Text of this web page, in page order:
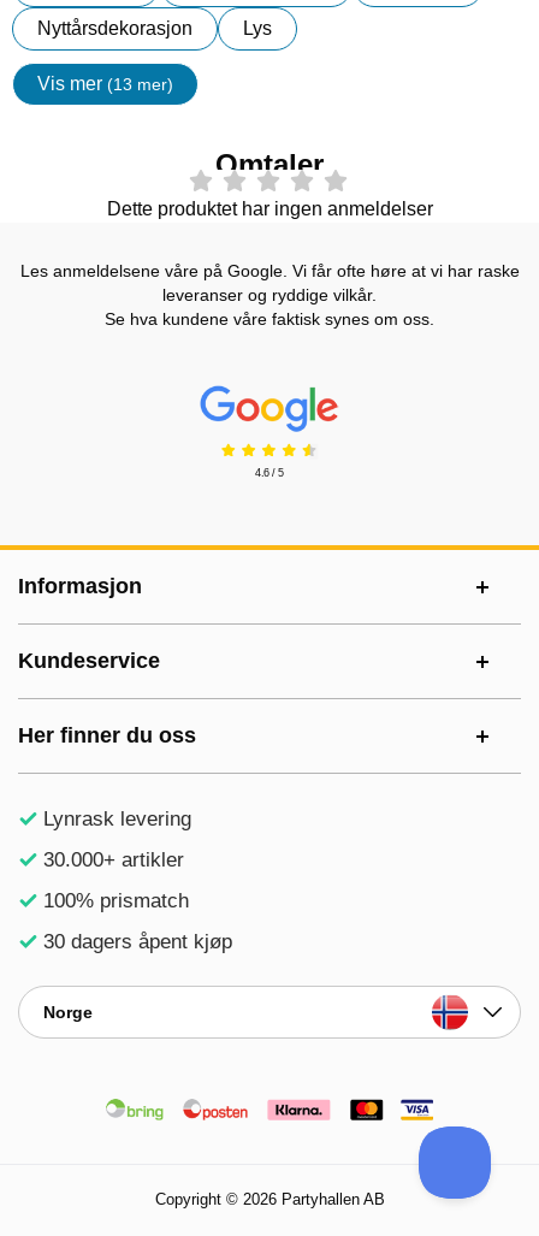
Nyttårsdekorasjon Lys
Vis mer (13 mer)
egenskaper
Omtaler
Dette produktet har ingen anmeldelser
Les anmeldelsene våre på Google. Vi får ofte høre at vi har raske
leveranser og ryddige vilkår.
Se hva kundene våre faktisk synes om oss.
Prisjakt Vurdering: 4.6 Stjerne
4.6 / 5
Informasjon
Kundeservice
Her finner du oss
Lynrask levering
30.000+ artikler
100% prismatch
30 dagers åpent kjøp
Norge
Copyright © 2026 Partyhallen AB